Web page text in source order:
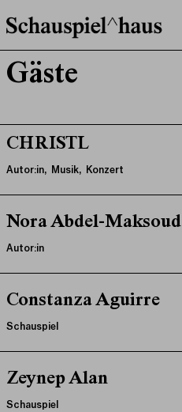
Gäste
CHRISTL
Autor:in, Musik, Konzert
Nora Abdel-Maksoud
Autor:in
Constanza Aguirre
Schauspiel
Zeynep Alan
Schauspiel